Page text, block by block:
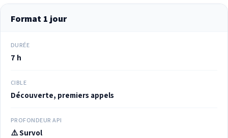
Format 1 jour
DURÉE
7 h
CIBLE
Découverte, premiers appels
PROFONDEUR API
⚠️ Survol